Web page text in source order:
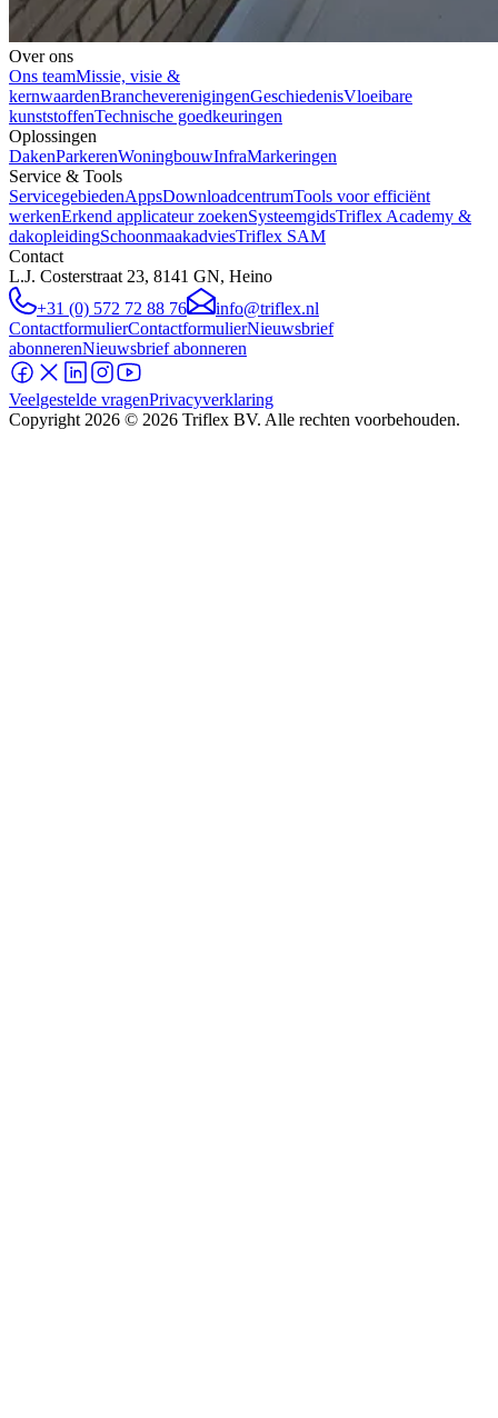
Over ons
Ons teamMissie, visie &
kernwaardenBrancheverenigingenGeschiedenisVloeibare
kunststoffenTechnische goedkeuringen
Oplossingen
DakenParkerenWoningbouwInfraMarkeringen
Service & Tools
ServicegebiedenAppsDownloadcentrumTools voor efficiënt
werkenErkend applicateur zoekenSysteemgidsTriflex Academy &
dakopleidingSchoonmaakadviesTriflex SAM
Contact
L.J. Costerstraat 23, 8141 GN, Heino
+31 (0) 572 72 88 76
info@triflex.nl
ContactformulierContactformulierNieuwsbrief
abonnerenNieuwsbrief abonneren
Veelgestelde vragenPrivacyverklaring
Copyright 2026 © 2026 Triflex BV. Alle rechten voorbehouden.